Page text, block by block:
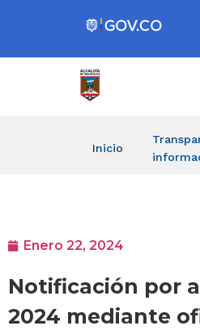
Inicio
Enero 22, 2024
Notificación por
2024 mediante